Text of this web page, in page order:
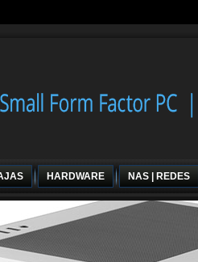
HARDWARE NAS | REDES